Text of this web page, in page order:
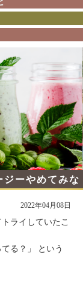
ジーやめてみな
2022年04月08日
ライしていたこ
る？」 という